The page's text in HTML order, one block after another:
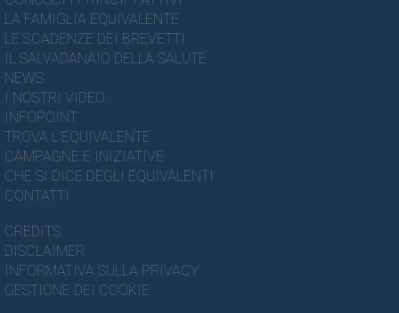
LA FAMIGLIA EQUIVALENTE
LE SCADENZE DEI BREVETTI
IL SALVADANAIO DELLA SALUTE
NEWS
I NOSTRI VIDEO
INFOPOINT
TROVA L'EQUIVALENTE
CAMPAGNE E INIZIATIVE
CHE SI DICE DEGLI EQUIVALENTI
CONTATTI
CREDITS
DISCLAIMER
INFORMATIVA SULLA PRIVACY
GESTIONE DEI COOKIE